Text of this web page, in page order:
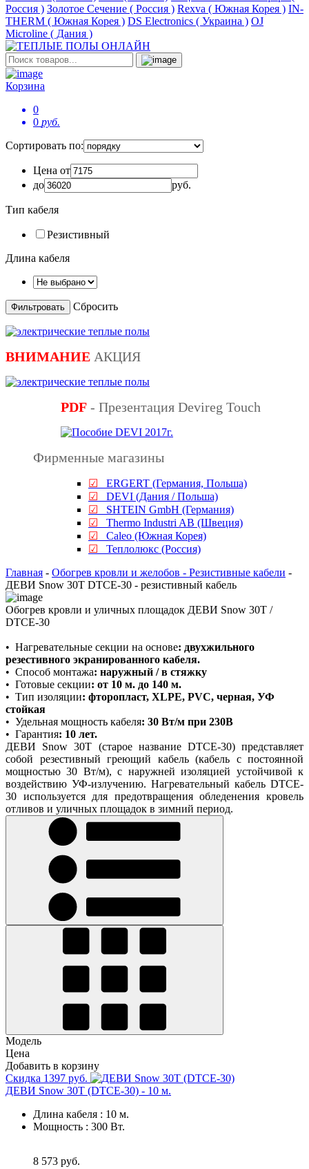
Россия ) Золотое Сечение ( Россия ) Rexva ( Южная Корея ) IN-
THERM ( Южная Корея ) DS Electronics ( Украина ) OJ
Microline ( Дания )
Корзина
0
0 руб.
Сортировать по:
Цена от
до
руб.
Тип кабеля
Резистивный
Длина кабеля
Сбросить
ВНИМАНИЕ АКЦИЯ
PDF - Презентация Devireg Touch
Фирменные магазины
☑
ERGERT (Германия, Польша)
☑
DEVI (Дания / Польша)
☑
SHTEIN GmbH (Германия)
☑
Thermo Industri AB (Швеция)
☑
Caleo (Южная Корея)
☑
Теплолюкс (Россия)
Главная - Обогрев кровли и желобов - Резистивные кабели -
ДЕВИ Snow 30T DTCE-30 - резистивный кабель
Обогрев кровли и уличных площадок ДЕВИ Snow 30T /
DTCE-30
• Нагревательные секции на основе: двухжильного
резестивного экранированного кабеля.
• Способ монтажа: наружный / в стяжку
• Готовые секции: от 10 м. до 140 м.
• Тип изоляции: фторопласт, ХLPE, PVC, черная, УФ
стойкая
• Удельная мощность кабеля: 30 Вт/м при 230В
• Гарантия: 10 лет.
ДЕВИ Snow 30T (старое название DTCE-30) представляет
собой резестивный греющий кабель (кабель с постоянной
мощностью 30 Вт/м), с наружней изоляцией устойчивой к
воздействию УФ-излучению. Нагревательный кабель DTCE-
30 используется для предотвращения обледенения кровель
отливов и уличных площадок в зимний период.
Модель
Цена
Добавить в корзину
Скидка 1397 руб.
ДЕВИ Snow 30T (DTCE-30) - 10 м.
Длина кабеля : 10 м.
Мощность : 300 Вт.
8 573 руб.